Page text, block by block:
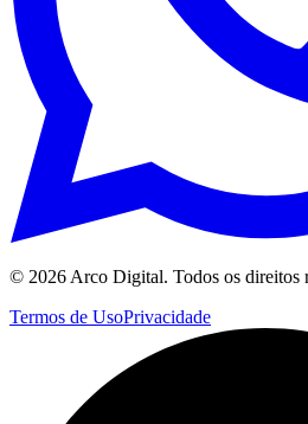
© 2026 Arco Digital. Todos os direitos
Termos de UsoPrivacidade